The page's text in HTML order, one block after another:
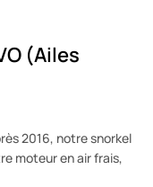
(Ailes
2016, notre snorkel
moteur en air frais,